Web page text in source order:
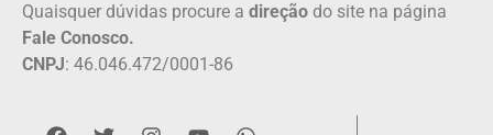
Quaisquer dúvidas procure a direção do site na página
Fale Conosco.
CNPJ: 46.046.472/0001-86